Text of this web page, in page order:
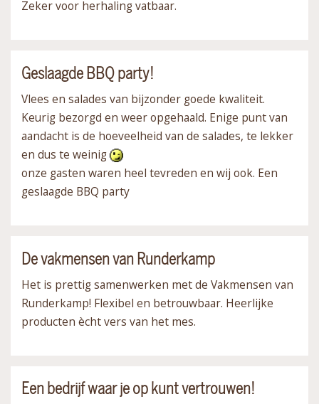
Zeker voor herhaling vatbaar.
Geslaagde BBQ party!
Vlees en salades van bijzonder goede kwaliteit.
Keurig bezorgd en weer opgehaald. Enige punt van
aandacht is de hoeveelheid van de salades, te lekker
en dus te weinig
onze gasten waren heel tevreden en wij ook. Een
geslaagde BBQ party
De vakmensen van Runderkamp
Het is prettig samenwerken met de Vakmensen van
Runderkamp! Flexibel en betrouwbaar. Heerlijke
producten ècht vers van het mes.
Een bedrijf waar je op kunt vertrouwen!